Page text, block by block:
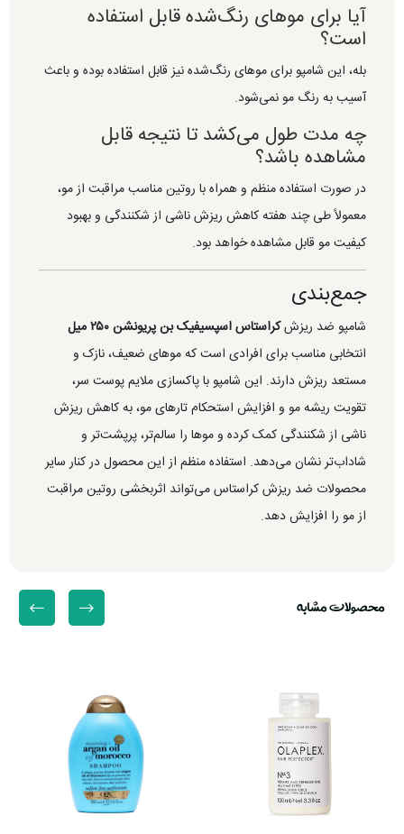
آیا برای موهای رنگ‌شده قابل استفاده
است؟
بله، این شامپو برای موهای رنگ‌شده نیز قابل استفاده بوده و باعث
آسیب به رنگ مو نمی‌شود.
چه مدت طول می‌کشد تا نتیجه قابل
مشاهده باشد؟
در صورت استفاده منظم و همراه با روتین مناسب مراقبت از مو،
معمولاً طی چند هفته کاهش ریزش ناشی از شکنندگی و بهبود
کیفیت مو قابل مشاهده خواهد بود.
جمع‌بندی
شامپو ضد ریزشکراستاس اسپسیفیک بن پریونشن ۲۵۰ میل
انتخابی مناسب برای افرادی است که موهای ضعیف، نازک و
مستعد ریزش دارند. این شامپو با پاکسازی ملایم پوست سر،
تقویت ریشه مو و افزایش استحکام تارهای مو، به کاهش ریزش
ناشی از شکنندگی کمک کرده و موها را سالم‌تر، پرپشت‌تر و
شاداب‌تر نشان می‌دهد. استفاده منظم از این محصول در کنار سایر
محصولات ضد ریزش کراستاس می‌تواند اثربخشی روتین مراقبت
از مو را افزایش دهد.
محصولات مشابه